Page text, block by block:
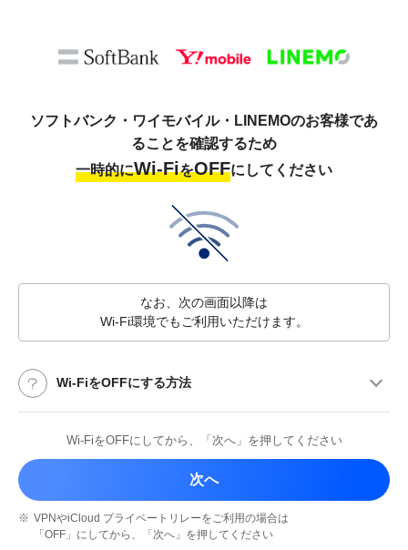
ソフトバンク・ワイモバイル・LINEMOのお客様であ
ることを確認するため
一時的にWi-FiをOFFにしてください
なお、次の画面以降は
Wi-Fi環境でもご利用いただけます。
Wi-FiをOFFにする方法
Wi-FiをOFFにしてから、 「次へ」を押してください
次へ
※ VPNやiCloud プライベートリレーを ご利用の場合は
「OFF」にしてから、
「次へ」を押してください